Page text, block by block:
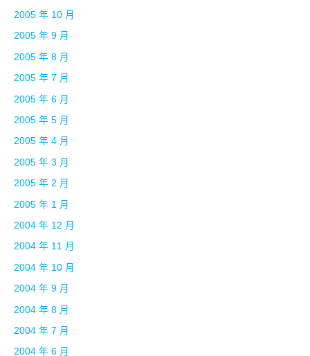
2005 年 10 月
2005 年 9 月
2005 年 8 月
2005 年 7 月
2005 年 6 月
2005 年 5 月
2005 年 4 月
2005 年 3 月
2005 年 2 月
2005 年 1 月
2004 年 12 月
2004 年 11 月
2004 年 10 月
2004 年 9 月
2004 年 8 月
2004 年 7 月
2004 年 6 月